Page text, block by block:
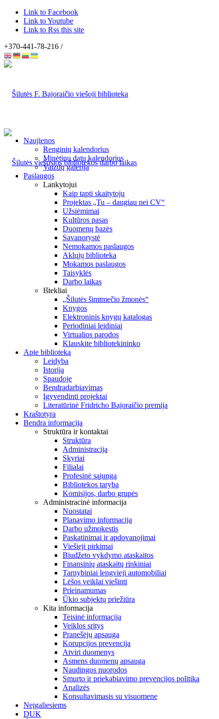
Link to Facebook
Link to Youtube
Link to Rss this site
+370-441-78-216 /
Naujienos
Renginių kalendorius
Minėtinų datų kalendorius
Vaizdų galerija
Paslaugos
Lankytojui
Kaip tapti skaitytoju
Projektas „Tu – daugiau nei CV“
Užsiėmimai
Kultūros pasas
Duomenų bazės
Savanorystė
Nemokamos paslaugos
Aklųjų biblioteka
Mokamos paslaugos
Taisyklės
Darbo laikas
Ištekliai
„Šilutės šimtmečio žmonės“
Knygos
Elektroninis knygų katalogas
Periodiniai leidiniai
Virtualios parodos
Klauskite bibliotekininko
Apie biblioteką
Leidyba
Istorija
Spaudoje
Bendradarbiavimas
Įgyvendinti projektai
Literatūrinė Fridricho Bajoraičio premija
Kraštotyra
Bendra informacija
Struktūra ir kontaktai
Struktūra
Administracija
Skyriai
Filialai
Profesinė sąjunga
Bibliotekos taryba
Komisijos, darbo grupės
Administracinė informacija
Nuostatai
Planavimo informacija
Darbo užmokestis
Paskatinimai ir apdovanojimai
Viešieji pirkimai
Biudžeto vykdymo ataskaitos
Finansinių ataskaitų rinkiniai
Tarnybiniai lengvieji automobiliai
Lėšos veiklai viešinti
Prieinamumas
Ūkio subjektų priežiūra
Kita informacija
Teisinė informacija
Veiklos sritys
Pranešėjų apsauga
Korupcijos prevencija
Atviri duomenys
Asmens duomenų apsauga
Naudingos nuorodos
Smurto ir priekabiavimo prevencijos politika
Analizės
Konsultavimasis su visuomene
Neįgaliesiems
DUK